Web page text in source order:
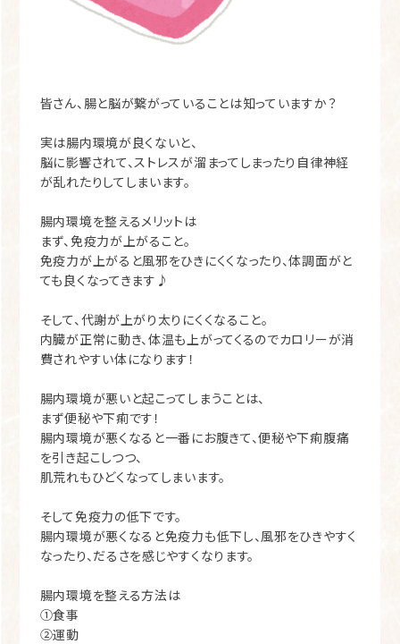
皆さん、腸と脳が繋がっていることは知っていますか？
実は腸内環境が良くないと、
脳に影響されて、ストレスが溜まってしまったり自律神経
が乱れたりしてしまいます。
腸内環境を整えるメリットは
まず、免疫力が上がること。
免疫力が上がると風邪をひきにくくなったり、体調面がと
ても良くなってきます♪
そして、代謝が上がり太りにくくなること。
内臓が正常に動き、体温も上がってくるのでカロリーが消
費されやすい体になります！
腸内環境が悪いと起こってしまうことは、
まず便秘や下痢です！
腸内環境が悪くなると一番にお腹きて、便秘や下痢腹痛
を引き起こしつつ、
肌荒れもひどくなってしまいます。
そして免疫力の低下です。
腸内環境が悪くなると免疫力も低下し、風邪をひきやすく
なったり、だるさを感じやすくなります。
腸内環境を整える方法は
①食事
②運動